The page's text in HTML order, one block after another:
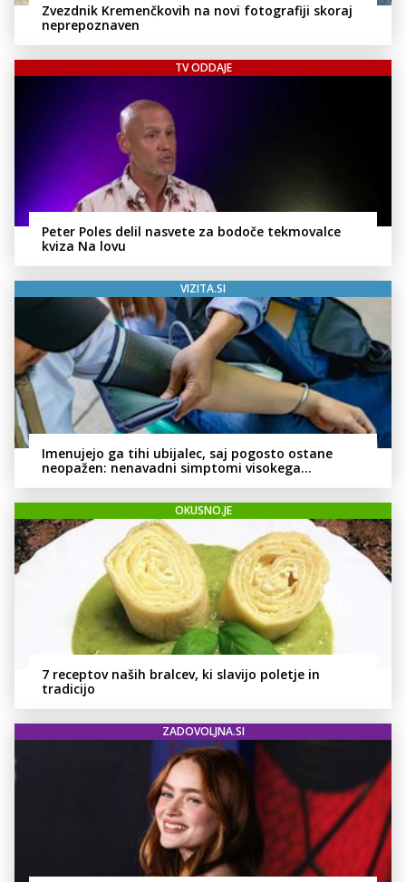
Zvezdnik Kremenčkovih na novi fotografiji skoraj
neprepoznaven
TV ODDAJE
Peter Poles delil nasvete za bodoče tekmovalce
kviza Na lovu
VIZITA.SI
Imenujejo ga tihi ubijalec, saj pogosto ostane
neopažen: nenavadni simptomi visokega
OKUSNO.JE
7 receptov naših bralcev, ki slavijo poletje in
tradicijo
ZADOVOLJNA.SI